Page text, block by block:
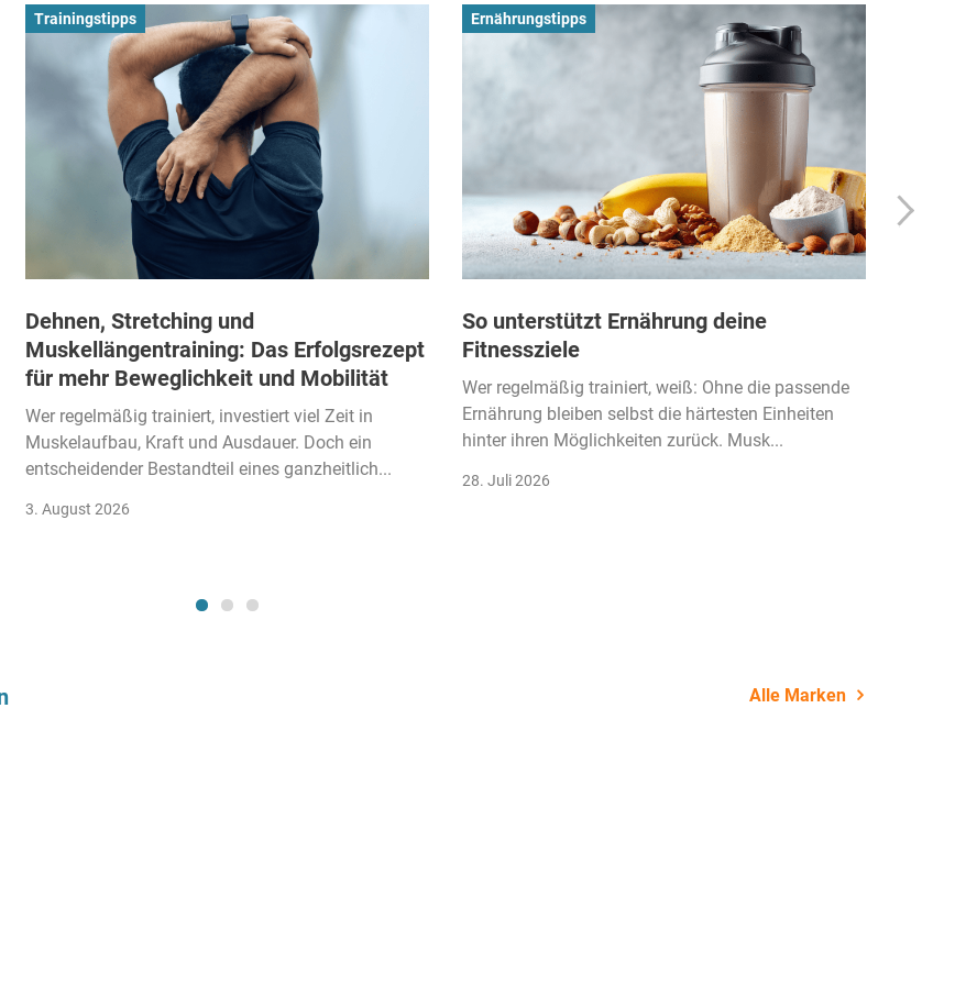
Trainingstipps
Dehnen, Stretching und
Muskellängentraining: Das Erfolgsrezept
für mehr Beweglichkeit und Mobilität
Wer regelmäßig trainiert, investiert viel Zeit in
Muskelaufbau, Kraft und Ausdauer. Doch ein
entscheidender Bestandteil eines ganzheitlich...
3. August 2026
Ernährungstipps
So unterstützt Ernährung deine
Fitnessziele
Wer regelmäßig trainiert, weiß: Ohne die passende
Ernährung bleiben selbst die härtesten Einheiten
hinter ihren Möglichkeiten zurück. Musk...
28. Juli 2026
Alle Marken